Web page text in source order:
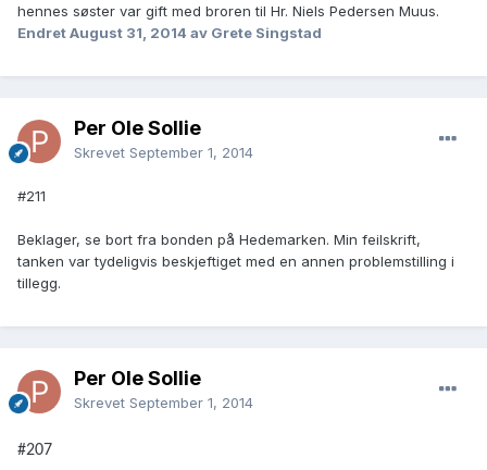
hennes søster var gift med broren til Hr. Niels Pedersen Muus.
EndretAugust 31, 2014 av Grete Singstad
Per Ole Sollie
Skrevet September 1, 2014
#211
Beklager, se bort fra bonden på Hedemarken. Min feilskrift,
tanken var tydeligvis beskjeftiget med en annen problemstilling i
tillegg.
Per Ole Sollie
Skrevet September 1, 2014
#207